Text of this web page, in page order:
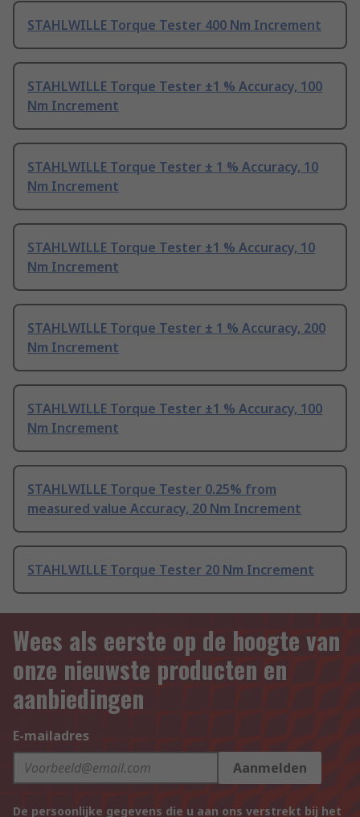
STAHLWILLE Torque Tester 400 Nm Increment
STAHLWILLE Torque Tester ±1 % Accuracy, 100
Nm Increment
STAHLWILLE Torque Tester ± 1 % Accuracy, 10
Nm Increment
STAHLWILLE Torque Tester ±1 % Accuracy, 10
Nm Increment
STAHLWILLE Torque Tester ± 1 % Accuracy, 200
Nm Increment
STAHLWILLE Torque Tester ±1 % Accuracy, 100
Nm Increment
STAHLWILLE Torque Tester 0.25% from
measured value Accuracy, 20 Nm Increment
STAHLWILLE Torque Tester 20 Nm Increment
Wees als eerste op de hoogte van
onze nieuwste producten en
aanbiedingen
E-mailadres
Aanmelden
De persoonlijke gegevens die u aan ons verstrekt bij het